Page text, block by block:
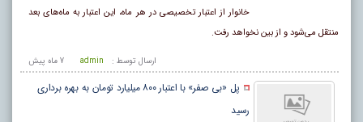
خانوار از اعتبار تخصیصی در هر ماه، این اعتبار به ماه‌های بعد
منتقل می‌شود و از بین نخواهد رفت.
7 ماه پيش ارسال توسط : admin
پل «بی صفر» با اعتبار ۸۰۰ میلیارد تومان به بهره برداری
رسید